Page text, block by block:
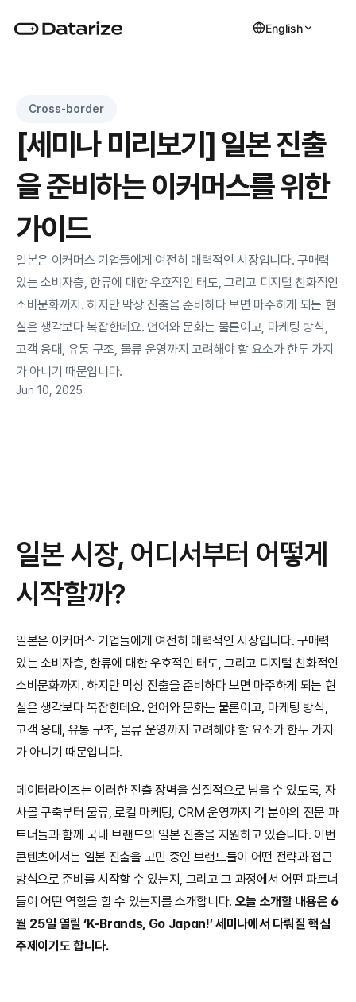
English
Cross-border
[세미나 미리보기] 일본 진출
을 준비하는 이커머스를 위한
가이드
일본은 이커머스 기업들에게 여전히 매력적인 시장입니다. 구매력
있는 소비자층, 한류에 대한 우호적인 태도, 그리고 디지털 친화적인
소비문화까지. 하지만 막상 진출을 준비하다 보면 마주하게 되는 현
실은 생각보다 복잡한데요. 언어와 문화는 물론이고, 마케팅 방식,
고객 응대, 유통 구조, 물류 운영까지 고려해야 할 요소가 한두 가지
가 아니기 때문입니다.
Jun 10, 2025
일본 시장, 어디서부터 어떻게
시작할까?
일본은 이커머스 기업들에게 여전히 매력적인 시장입니다. 구매력
있는 소비자층, 한류에 대한 우호적인 태도, 그리고 디지털 친화적인
소비문화까지. 하지만 막상 진출을 준비하다 보면 마주하게 되는 현
실은 생각보다 복잡한데요. 언어와 문화는 물론이고, 마케팅 방식,
고객 응대, 유통 구조, 물류 운영까지 고려해야 할 요소가 한두 가지
가 아니기 때문입니다.
데이터라이즈는 이러한 진출 장벽을 실질적으로 넘을 수 있도록, 자
사몰 구축부터 물류, 로컬 마케팅, CRM 운영까지 각 분야의 전문 파
트너들과 함께 국내 브랜드의 일본 진출을 지원하고 있습니다. 이번
콘텐츠에서는 일본 진출을 고민 중인 브랜드들이 어떤 전략과 접근
방식으로 준비를 시작할 수 있는지, 그리고 그 과정에서 어떤 파트너
들이 어떤 역할을 할 수 있는지를 소개합니다. 오늘 소개할 내용은 6
월 25일 열릴 ‘K-Brands, Go Japan!’ 세미나에서 다뤄질 핵심
주제이기도 합니다.